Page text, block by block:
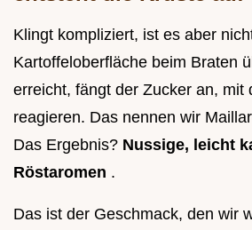
Klingt kompliziert, ist es aber
Kartoffeloberfläche beim Braten
erreicht, fängt der Zucker an, mit
reagieren. Das nennen wir
Das Ergebnis? Nussige, leicht
Röstaromen .
Das ist der Geschmack, den wir